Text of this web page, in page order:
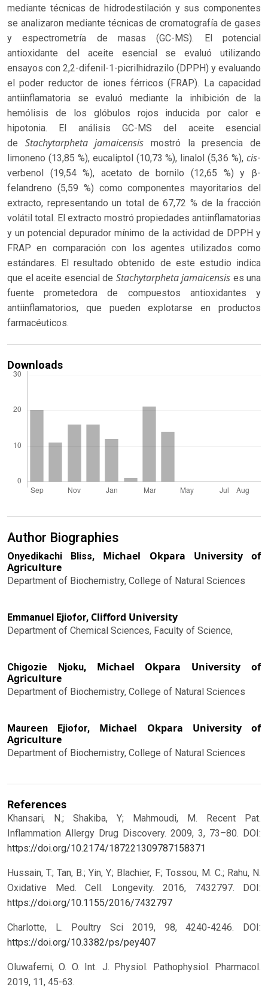
mediante técnicas de hidrodestilación y sus componentes
se analizaron mediante técnicas de cromatografía de gases
y espectrometría de masas (GC-MS). El potencial
antioxidante del aceite esencial se evaluó utilizando
ensayos con 2,2-difenil-1-picrilhidrazilo (DPPH) y evaluando
el poder reductor de iones férricos (FRAP). La capacidad
antiinflamatoria se evaluó mediante la inhibición de la
hemólisis de los glóbulos rojos inducida por calor e
hipotonia. El análisis GC-MS del aceite esencial
de Stachytarpheta jamaicensis mostró la presencia de
limoneno (13,85 %), eucaliptol (10,73 %), linalol (5,36 %), cis-
verbenol (19,54 %), acetato de bornilo (12,65 %) y β-
felandreno (5,59 %) como componentes mayoritarios del
extracto, representando un total de 67,72 % de la fracción
volátil total. El extracto mostró propiedades antiinflamatorias
y un potencial depurador mínimo de la actividad de DPPH y
FRAP en comparación con los agentes utilizados como
estándares. El resultado obtenido de este estudio indica
que el aceite esencial de Stachytarpheta jamaicensis es una
fuente prometedora de compuestos antioxidantes y
antiinflamatorios, que pueden explotarse en productos
farmacéuticos.
Downloads
Author Biographies
Onyedikachi Bliss, Michael Okpara University of
Agriculture
Department of Biochemistry, College of Natural Sciences
Emmanuel Ejiofor, Clifford University
Department of Chemical Sciences, Faculty of Science,
Chigozie Njoku, Michael Okpara University of
Agriculture
Department of Biochemistry, College of Natural Sciences
Maureen Ejiofor, Michael Okpara University of
Agriculture
Department of Biochemistry, College of Natural Sciences
References
Khansari, N.; Shakiba, Y; Mahmoudi, M. Recent Pat.
Inflammation Allergy Drug Discovery. 2009, 3, 73–80. DOI:
https://doi.org/10.2174/187221309787158371
Hussain, T.; Tan, B.; Yin, Y.; Blachier, F.; Tossou, M. C.; Rahu, N.
Oxidative Med. Cell. Longevity. 2016, 7432797. DOI:
https://doi.org/10.1155/2016/7432797
Charlotte, L. Poultry Sci 2019, 98, 4240-4246. DOI:
https://doi.org/10.3382/ps/pey407
Oluwafemi, O. O. Int. J. Physiol. Pathophysiol. Pharmacol.
2019, 11, 45-63.